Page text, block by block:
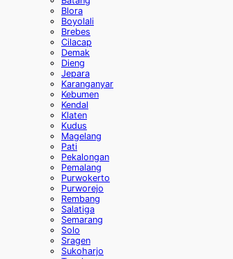
Blora
Boyolali
Brebes
Cilacap
Demak
Dieng
Jepara
Karanganyar
Kebumen
Kendal
Klaten
Kudus
Magelang
Pati
Pekalongan
Pemalang
Purwokerto
Purworejo
Rembang
Salatiga
Semarang
Solo
Sragen
Sukoharjo